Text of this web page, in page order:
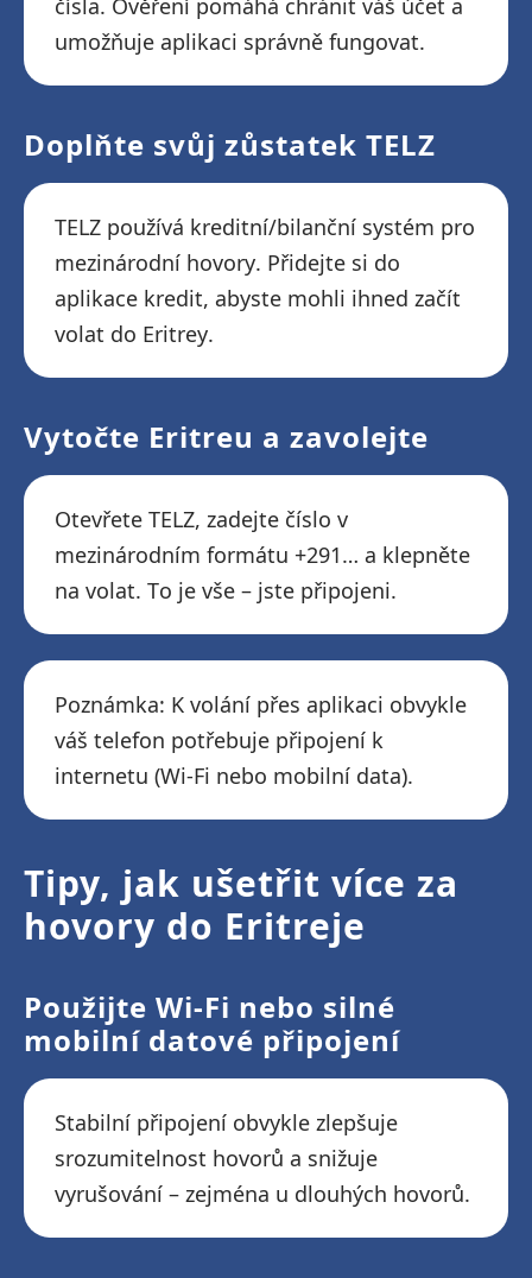
čísla. Ověření pomáhá chránit váš účet a
umožňuje aplikaci správně fungovat.
Doplňte svůj zůstatek TELZ
TELZ používá kreditní/bilanční systém pro
mezinárodní hovory. Přidejte si do
aplikace kredit, abyste mohli ihned začít
volat do Eritrey.
Vytočte Eritreu a zavolejte
Otevřete TELZ, zadejte číslo v
mezinárodním formátu +291… a klepněte
na volat. To je vše – jste připojeni.
Poznámka: K volání přes aplikaci obvykle
váš telefon potřebuje připojení k
internetu (Wi-Fi nebo mobilní data).
Tipy, jak ušetřit více za
hovory do Eritreje
Použijte Wi-Fi nebo silné
mobilní datové připojení
Stabilní připojení obvykle zlepšuje
srozumitelnost hovorů a snižuje
vyrušování – zejména u dlouhých hovorů.